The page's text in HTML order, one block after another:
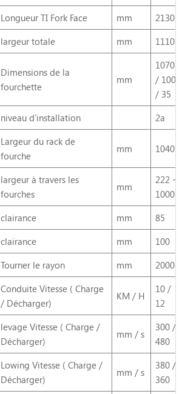
Longueur TI Fork Face
mm
2130
largeur totale
mm 1110
Dimensions de la
fourchette
mm
1070
/ 100
/ 35
niveau d'installation
2a
Largeur du rack de
fourche
mm 1040
largeur à travers les
fourches
mm
222 ~
1000
clairance
mm
85
clairance
mm
100
Tourner le rayon
mm 2000
Conduite Vitesse ( Charge
/ Décharger)
KM / H
10 /
12
levage Vitesse ( Charge /
Décharger)
mm / s
300 /
480
Lowing Vitesse ( Charge /
Décharger)
mm / s
380 /
360